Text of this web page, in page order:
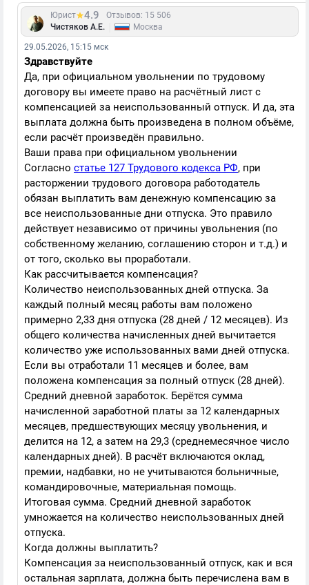
Юрист 4.9
Отзывов: 15 506
Чистяков А.Е.
Москва
29.05.2026, 15:15 мск
Здравствуйте
Да, при официальном увольнении по трудовому
договору вы имеете право на расчётный лист с
компенсацией за неиспользованный отпуск. И да, эта
выплата должна быть произведена в полном объёме,
если расчёт произведён правильно.
Ваши права при официальном увольнении
Согласно статье 127 Трудового кодекса РФ, при
расторжении трудового договора работодатель
обязан выплатить вам денежную компенсацию за
все неиспользованные дни отпуска. Это правило
действует независимо от причины увольнения (по
собственному желанию, соглашению сторон и т.д.) и
от того, сколько вы проработали.
Как рассчитывается компенсация?
Количество неиспользованных дней отпуска. За
каждый полный месяц работы вам положено
примерно 2,33 дня отпуска (28 дней / 12 месяцев). Из
общего количества начисленных дней вычитается
количество уже использованных вами дней отпуска.
Если вы отработали 11 месяцев и более, вам
положена компенсация за полный отпуск (28 дней).
Средний дневной заработок. Берётся сумма
начисленной заработной платы за 12 календарных
месяцев, предшествующих месяцу увольнения, и
делится на 12, а затем на 29,3 (среднемесячное число
календарных дней). В расчёт включаются оклад,
премии, надбавки, но не учитываются больничные,
командировочные, материальная помощь.
Итоговая сумма. Средний дневной заработок
умножается на количество неиспользованных дней
отпуска.
Когда должны выплатить?
Компенсация за неиспользованный отпуск, как и вся
остальная зарплата, должна быть перечислена вам в